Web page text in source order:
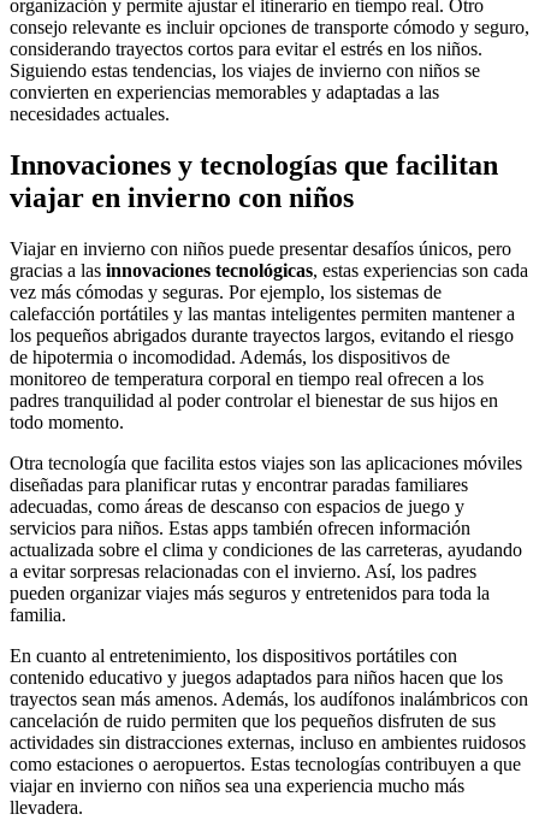
organización y permite ajustar el itinerario en tiempo real. Otro
consejo relevante es incluir opciones de transporte cómodo y seguro,
considerando trayectos cortos para evitar el estrés en los niños.
Siguiendo estas tendencias, los viajes de invierno con niños se
convierten en experiencias memorables y adaptadas a las
necesidades actuales.
Innovaciones y tecnologías que facilitan
viajar en invierno con niños
Viajar en invierno con niños puede presentar desafíos únicos, pero
gracias a las innovaciones tecnológicas, estas experiencias son cada
vez más cómodas y seguras. Por ejemplo, los sistemas de
calefacción portátiles y las mantas inteligentes permiten mantener a
los pequeños abrigados durante trayectos largos, evitando el riesgo
de hipotermia o incomodidad. Además, los dispositivos de
monitoreo de temperatura corporal en tiempo real ofrecen a los
padres tranquilidad al poder controlar el bienestar de sus hijos en
todo momento.
Otra tecnología que facilita estos viajes son las aplicaciones móviles
diseñadas para planificar rutas y encontrar paradas familiares
adecuadas, como áreas de descanso con espacios de juego y
servicios para niños. Estas apps también ofrecen información
actualizada sobre el clima y condiciones de las carreteras, ayudando
a evitar sorpresas relacionadas con el invierno. Así, los padres
pueden organizar viajes más seguros y entretenidos para toda la
familia.
En cuanto al entretenimiento, los dispositivos portátiles con
contenido educativo y juegos adaptados para niños hacen que los
trayectos sean más amenos. Además, los audífonos inalámbricos con
cancelación de ruido permiten que los pequeños disfruten de sus
actividades sin distracciones externas, incluso en ambientes ruidosos
como estaciones o aeropuertos. Estas tecnologías contribuyen a que
viajar en invierno con niños sea una experiencia mucho más
llevadera.